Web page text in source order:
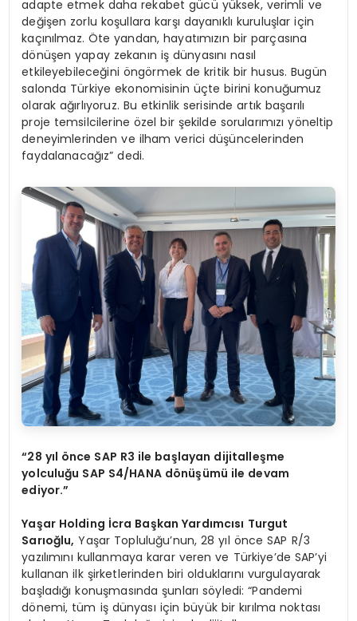
adapte etmek daha rekabet gücü yüksek, verimli ve
değişen zorlu koşullara karşı dayanıklı kuruluşlar için
kaçınılmaz. Öte yandan, hayatımızın bir parçasına
dönüşen yapay zekanın iş dünyasını nasıl
etkileyebileceğini öngörmek de kritik bir husus. Bugün
salonda Türkiye ekonomisinin üçte birini konuğumuz
olarak ağırlıyoruz. Bu etkinlik serisinde artık başarılı
proje temsilcilerine özel bir şekilde sorularımızı yöneltip
deneyimlerinden ve ilham verici düşüncelerinden
faydalanacağız” dedi.
“28 yıl önce SAP R3 ile başlayan dijitalleşme
yolculuğu SAP S4/HANA dönüşümü ile devam
ediyor.”
Yaşar Holding İcra Başkan Yardımcısı Turgut
Sarıoğlu, Yaşar Topluluğu’nun, 28 yıl önce SAP R/3
yazılımını kullanmaya karar veren ve Türkiye’de SAP’yi
kullanan ilk şirketlerinden biri olduklarını vurgulayarak
başladığı konuşmasında şunları söyledi: “Pandemi
dönemi, tüm iş dünyası için büyük bir kırılma noktası